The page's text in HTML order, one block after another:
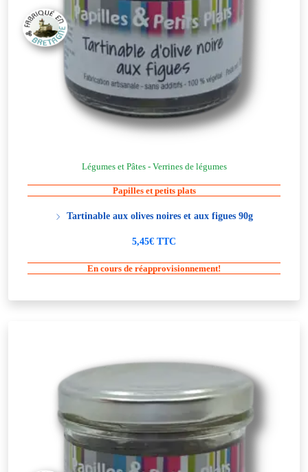
Légumes et Pâtes - Verrines de légumes
Papilles et petits plats
Tartinable aux olives noires et aux figues 90g
5,45€ TTC
En cours de réapprovisionnement!